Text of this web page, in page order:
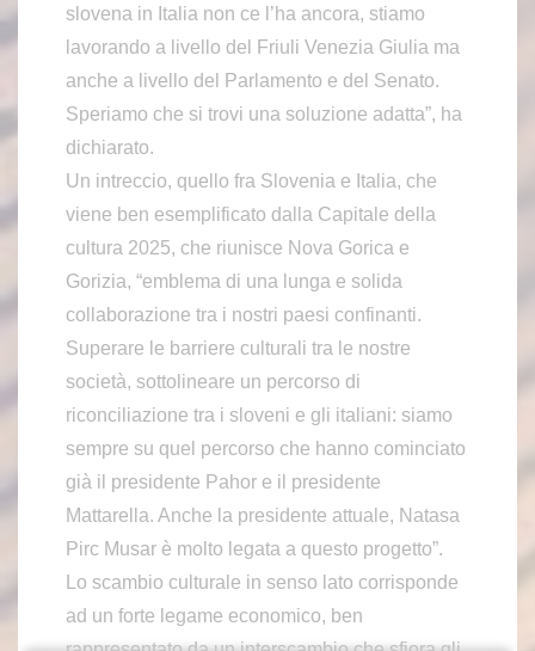
slovena in Italia non ce l’ha ancora, stiamo
lavorando a livello del Friuli Venezia Giulia ma
anche a livello del Parlamento e del Senato.
Speriamo che si trovi una soluzione adatta”, ha
dichiarato.
Un intreccio, quello fra Slovenia e Italia, che
viene ben esemplificato dalla Capitale della
cultura 2025, che riunisce Nova Gorica e
Gorizia, “emblema di una lunga e solida
collaborazione tra i nostri paesi confinanti.
Superare le barriere culturali tra le nostre
società, sottolineare un percorso di
riconciliazione tra i sloveni e gli italiani: siamo
sempre su quel percorso che hanno cominciato
già il presidente Pahor e il presidente
Mattarella. Anche la presidente attuale, Natasa
Pirc Musar è molto legata a questo progetto”.
Lo scambio culturale in senso lato corrisponde
ad un forte legame economico, ben